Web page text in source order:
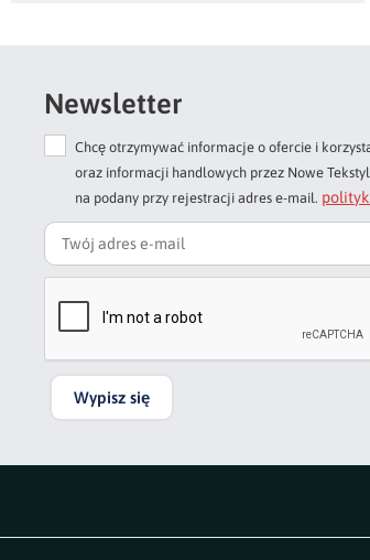
Newsletter
Chcę otrzymywać informacje o ofercie i
oraz informacji handlowych przez Nowe
na podany przy rejestracji adres e-mail.
Wypisz się